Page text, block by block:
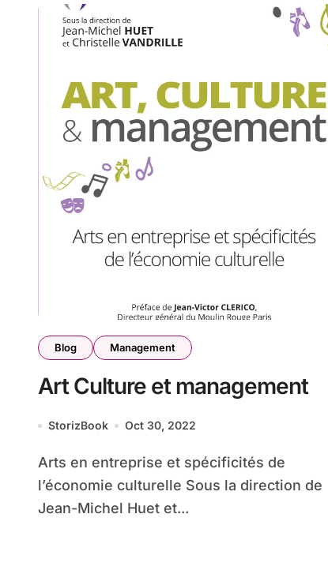
Blog Management
Art Culture et management
StorizBook Oct 30, 2022
Arts en entreprise et spécificités de
l’économie culturelle Sous la direction de
Jean-Michel Huet et...